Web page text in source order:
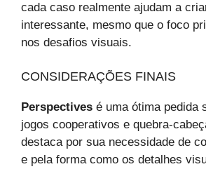
cada caso realmente ajudam a
interessante, mesmo que o foco
nos desafios visuais.
CONSIDERAÇÕES FINAIS
Perspectives é uma ótima pedida
jogos cooperativos e quebra-
destaca por sua necessidade de
e pela forma como os detalhes